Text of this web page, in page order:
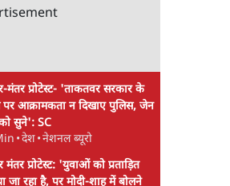
मंतर प्रोटेस्ट- 'ताकतवर सरकार के
पर आक्रामकता न दिखाए पुलिस, जेन
सुने': SC
•देश•नेशनल ब्यूरो
मंतर प्रोटेस्ट: 'युवाओं को प्रताड़ित
जा रहा है, पर मोदी-शाह में बोलने